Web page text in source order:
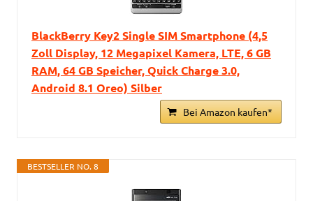
BlackBerry Key2 Single SIM Smartphone (4,5
Zoll Display, 12 Megapixel Kamera, LTE, 6 GB
RAM, 64 GB Speicher, Quick Charge 3.0,
Android 8.1 Oreo) Silber
Bei Amazon kaufen*
BESTSELLER NO. 8